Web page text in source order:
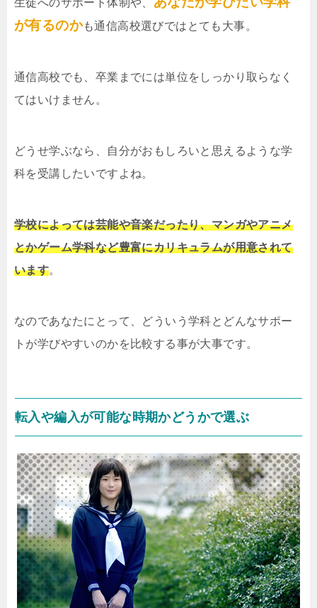
生徒へのサポート体制や、
が有るのかも通信高校選びではとても大事。
通信高校でも、卒業までには単位をしっかり取らなく
てはいけません。
どうせ学ぶなら、自分がおもしろいと思えるような学
科を受講したいですよね。
学校によっては芸能や音楽だったり、マンガやアニメ
とかゲーム学科など豊富にカリキュラムが用意されて
います。
なのであなたにとって、どういう学科とどんなサポー
トが学びやすいのかを比較する事が大事です。
転入や編入が可能な時期かどうかで選ぶ